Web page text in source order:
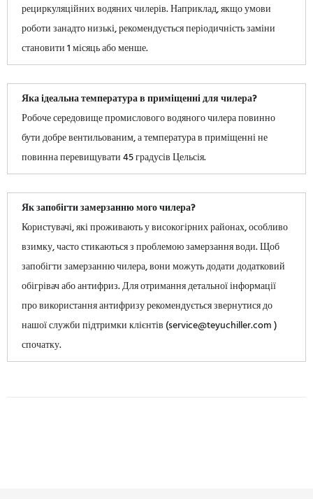
рециркуляційних водяних чилерів. Наприклад, якщо умови
роботи занадто низькі, рекомендується періодичність заміни
становити 1 місяць або менше.
Яка ідеальна температура в приміщенні для чилера?
Робоче середовище промислового водяного чилера повинно
бути добре вентильованим, а температура в приміщенні не
повинна перевищувати 45 градусів Цельсія.
Як запобігти замерзанню мого чилера?
Користувачі, які проживають у високогірних районах, особливо
взимку, часто стикаються з проблемою замерзання води. Щоб
запобігти замерзанню чилера, вони можуть додати додатковий
обігрівач або антифриз. Для отримання детальної інформації
про використання антифризу рекомендується звернутися до
нашої служби підтримки клієнтів (service@teyuchiller.com )
спочатку.